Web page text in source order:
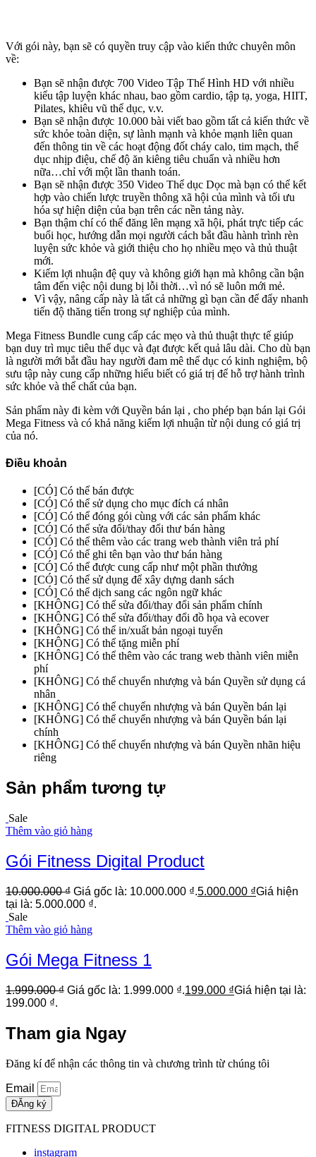
Với gói này, bạn sẽ có quyền truy cập vào kiến ​​thức chuyên môn
về:
Bạn sẽ nhận được 700 Video Tập Thể Hình HD với nhiều
kiểu tập luyện khác nhau, bao gồm cardio, tập tạ, yoga, HIIT,
Pilates, khiêu vũ thể dục, v.v.
Bạn sẽ nhận được 10.000 bài viết bao gồm tất cả kiến ​​thức về
sức khỏe toàn diện, sự lành mạnh và khỏe mạnh liên quan
đến thông tin về các hoạt động đốt cháy calo, tim mạch, thể
dục nhịp điệu, chế độ ăn kiêng tiêu chuẩn và nhiều hơn
nữa…chỉ với một lần thanh toán.
Bạn sẽ nhận được 350 Video Thể dục Dọc mà bạn có thể kết
hợp vào chiến lược truyền thông xã hội của mình và tối ưu
hóa sự hiện diện của bạn trên các nền tảng này.
Bạn thậm chí có thể đăng lên mạng xã hội, phát trực tiếp các
buổi học, hướng dẫn mọi người cách bắt đầu hành trình rèn
luyện sức khỏe và giới thiệu cho họ nhiều mẹo và thủ thuật
mới.
Kiếm lợi nhuận đệ quy và không giới hạn mà không cần bận
tâm đến việc nội dung bị lỗi thời…vì nó sẽ luôn mới mẻ.
Vì vậy, nâng cấp này là tất cả những gì bạn cần để đẩy nhanh
tiến độ thăng tiến trong sự nghiệp của mình.
Mega Fitness Bundle cung cấp các mẹo và thủ thuật thực tế giúp
bạn duy trì mục tiêu thể dục và đạt được kết quả lâu dài. Cho dù bạn
là người mới bắt đầu hay người đam mê thể dục có kinh nghiệm, bộ
sưu tập này cung cấp những hiểu biết có giá trị để hỗ trợ hành trình
sức khỏe và thể chất của bạn.
Sản phẩm này đi kèm với Quyền bán lại , cho phép bạn bán lại Gói
Mega Fitness và có khả năng kiếm lợi nhuận từ nội dung có giá trị
của nó.
Điều khoản
[CÓ] Có thể bán được
[CÓ] Có thể sử dụng cho mục đích cá nhân
[CÓ] Có thể đóng gói cùng với các sản phẩm khác
[CÓ] Có thể sửa đổi/thay đổi thư bán hàng
[CÓ] Có thể thêm vào các trang web thành viên trả phí
[CÓ] Có thể ghi tên bạn vào thư bán hàng
[CÓ] Có thể được cung cấp như một phần thưởng
[CÓ] Có thể sử dụng để xây dựng danh sách
[CÓ] Có thể dịch sang các ngôn ngữ khác
[KHÔNG] Có thể sửa đổi/thay đổi sản phẩm chính
[KHÔNG] Có thể sửa đổi/thay đổi đồ họa và ecover
[KHÔNG] Có thể in/xuất bản ngoại tuyến
[KHÔNG] Có thể tặng miễn phí
[KHÔNG] Có thể thêm vào các trang web thành viên miễn
phí
[KHÔNG] Có thể chuyển nhượng và bán Quyền sử dụng cá
nhân
[KHÔNG] Có thể chuyển nhượng và bán Quyền bán lại
[KHÔNG] Có thể chuyển nhượng và bán Quyền bán lại
chính
[KHÔNG] Có thể chuyển nhượng và bán Quyền nhãn hiệu
riêng
Sản phẩm tương tự
Sale
Thêm vào giỏ hàng
Gói Fitness Digital Product
10.000.000₫ Giá gốc là: 10.000.000 ₫.5.000.000 ₫Giá hiện
tại là: 5.000.000 ₫.
Sale
Thêm vào giỏ hàng
Gói Mega Fitness 1
1.999.000₫ Giá gốc là: 1.999.000 ₫.199.000 ₫Giá hiện tại là:
199.000 ₫.
Tham gia Ngay
Đăng kí để nhận các thông tin và chương trình từ chúng tôi
Email
ĐĂng ký
FITNESS DIGITAL PRODUCT
instagram